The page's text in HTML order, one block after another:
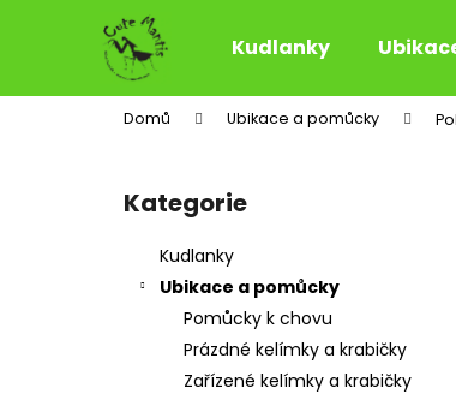
Kudlanky
Domů Ubikace a pomůcky
Přeskočit
kategorie
Kategorie
Kudlanky
Ubikace a pomůcky
Pomůcky k chovu
Prázdné kelímky a krabičky
Zařízené kelímky a krabičky
í
Zpět
do
obchodu
Zpět
do
obchodu